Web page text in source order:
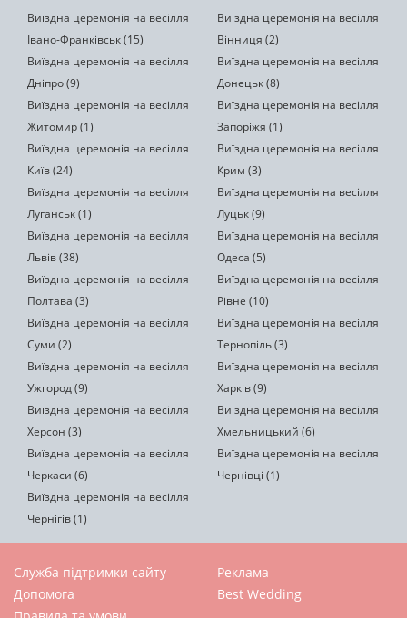
Виїздна церемонія на весілля
Івано-Франківськ (15)
Виїздна церемонія на весілля
Вінниця (2)
Виїздна церемонія на весілля
Дніпро (9)
Виїздна церемонія на весілля
Донецьк (8)
Виїздна церемонія на весілля
Житомир (1)
Виїздна церемонія на весілля
Запоріжя (1)
Виїздна церемонія на весілля
Київ (24)
Виїздна церемонія на весілля
Крим (3)
Виїздна церемонія на весілля
Луганськ (1)
Виїздна церемонія на весілля
Луцьк (9)
Виїздна церемонія на весілля
Львів (38)
Виїздна церемонія на весілля
Одеса (5)
Виїздна церемонія на весілля
Полтава (3)
Виїздна церемонія на весілля
Рівне (10)
Виїздна церемонія на весілля
Суми (2)
Виїздна церемонія на весілля
Тернопіль (3)
Виїздна церемонія на весілля
Ужгород (9)
Виїздна церемонія на весілля
Харків (9)
Виїздна церемонія на весілля
Херсон (3)
Виїздна церемонія на весілля
Хмельницький (6)
Виїздна церемонія на весілля
Черкаси (6)
Виїздна церемонія на весілля
Чернівці (1)
Виїздна церемонія на весілля
Чернігів (1)
Служба підтримки сайту
Допомога
Реклама
Best Wedding